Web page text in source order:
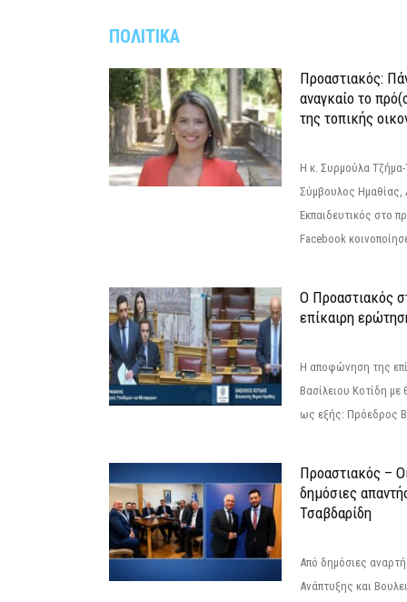
ΠΟΛΙΤΙΚΑ
Προαστιακός:
αναγκαίο το
της τοπικής
Η κ. Συρμούλα
Σύμβουλος Ημαθίας,
Εκπαιδευτικός στο
Facebook
Ο Προαστιακός
επίκαιρη
Η αποφώνηση της
Βασίλειου Κοτίδη με
ως εξής: Πρόεδρος
Προαστιακός –
δημόσιες
Τσαβδαρίδη
Από δημόσιες
Ανάπτυξης και